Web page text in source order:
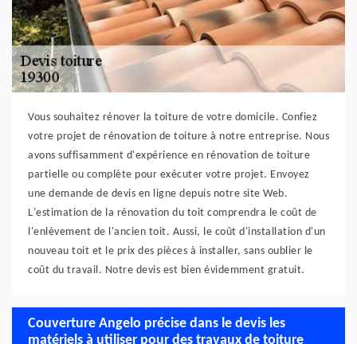
Vous souhaitez rénover la toiture de votre domicile. Confiez
votre projet de rénovation de toiture à notre entreprise. Nous
avons suffisamment d'expérience en rénovation de toiture
partielle ou complète pour exécuter votre projet. Envoyez
une demande de devis en ligne depuis notre site Web.
L'estimation de la rénovation du toit comprendra le coût de
l'enlèvement de l'ancien toit. Aussi, le coût d'installation d'un
nouveau toit et le prix des pièces à installer, sans oublier le
coût du travail. Notre devis est bien évidemment gratuit.
Couverture Angelo précise dans le devis les
matériels à utiliser pour des travaux de toiture